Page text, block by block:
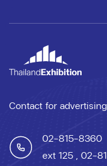
Contact for
02-815-8360
ext 125 , 02-